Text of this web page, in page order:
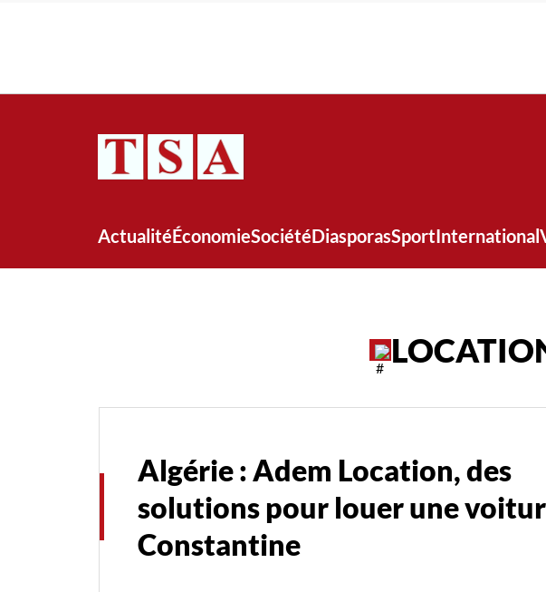
ActualitéÉconomieSociétéDiasporasSportInternational
Algérie : Adem Location, des
solutions pour louer une
Constantine